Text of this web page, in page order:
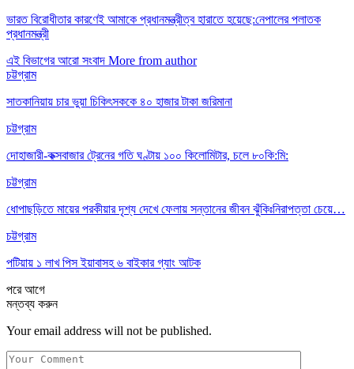
ভারত বিরোধীতার কারণেই আমাকে প্রধানমন্ত্রীত্ব হারাতে হয়েছে:নেপালের পলাতক
প্রধানমন্ত্রী
এই বিভাগের আরো সংবাদ More from author
চট্টগ্রাম
সাতকানিয়ায় চার ভুয়া চিকিৎসককে ৪০ হাজার টাকা জরিমানা
চট্টগ্রাম
দোহাজারী-কক্সবাজার ট্রেনের গতি ঘণ্টায় ১০০ কিলোমিটার, চলে ৮০কি:মি:
চট্টগ্রাম
ধোপাছড়িতে মায়ের পরকীয়ার দৃশ্য দেখে ফেলায় সন্তানের জীবন ঝুঁকিঃনিরাপত্তা চেয়ে…
চট্টগ্রাম
পটিয়ায় ১ লাখ পিস ইয়াবাসহ ৬ বাইকার গ্যাং আটক
পরেআগে
মন্তব্য করুন
Your email address will not be published.